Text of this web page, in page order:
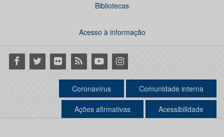
Bibliotecas
Acesso à informação
Facebook
Twitter Flickr RSS YoutubeInstagram
Coronavírus Comunidade interna
Ações afirmativas Acessibilidade